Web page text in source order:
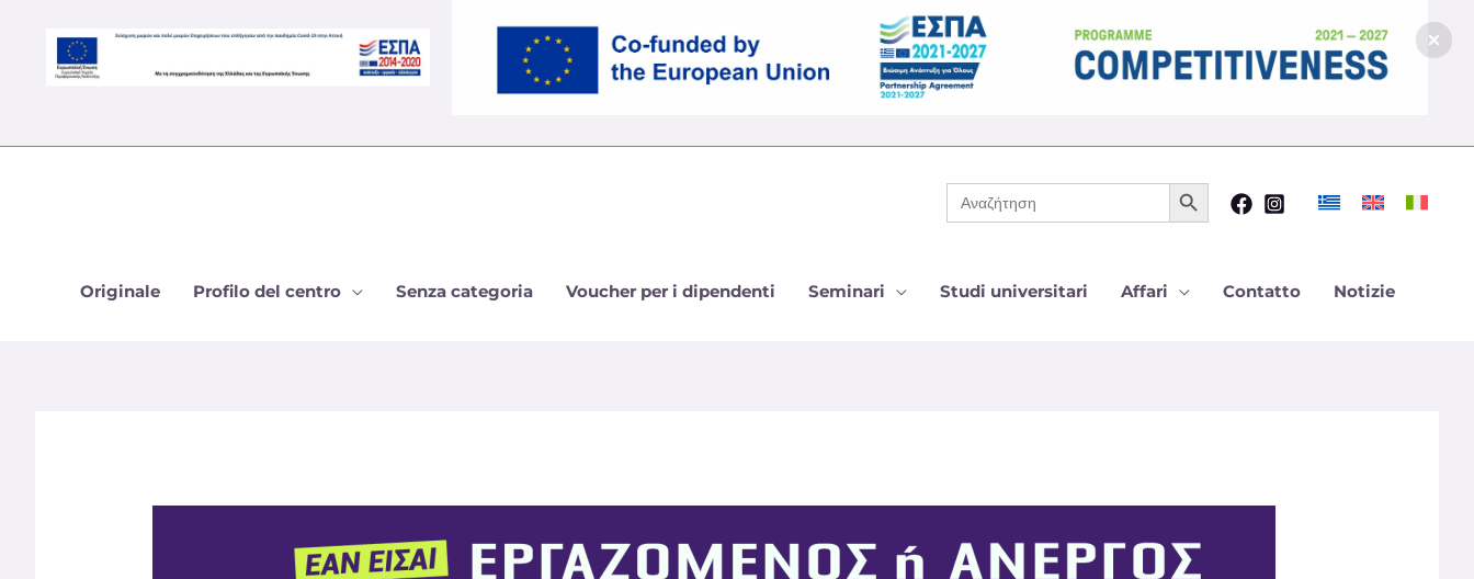
contenuto
Cerca
per:
Pulsante di ricerca
Originale Profilo del centro Senza categoria Voucher per i dipendenti Seminari Studi universitari Affari Contatto Notizie